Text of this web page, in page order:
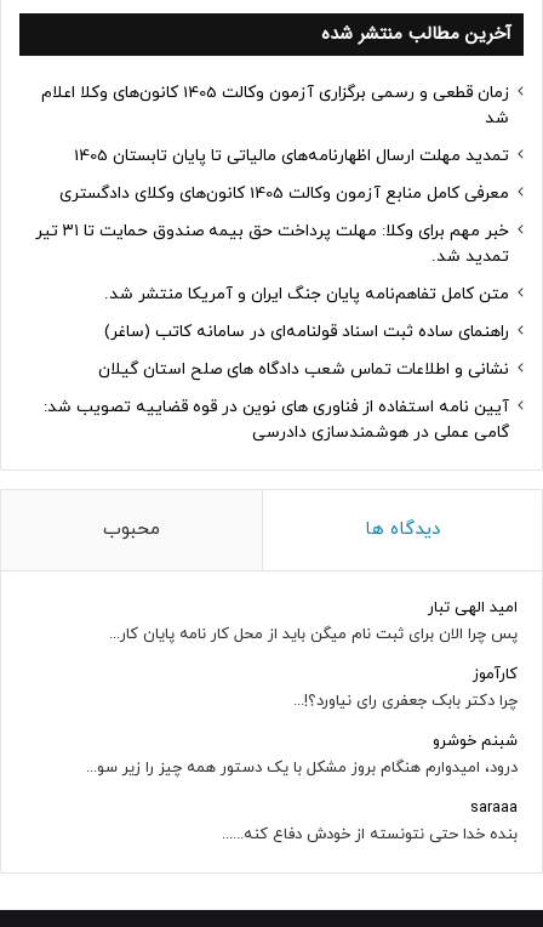
آخرین مطالب منتشر شده
زمان قطعی و رسمی برگزاری آزمون وکالت 1405 کانون‌های وکلا اعلام
شد
تمدید مهلت ارسال اظهارنامه‌های مالیاتی تا پایان تابستان 1405
معرفی کامل منابع آزمون وکالت 1405 کانون‌های وکلای دادگستری
خبر مهم برای وکلا: مهلت پرداخت حق بیمه صندوق حمایت تا ۳۱ تیر
تمدید شد.
متن کامل تفاهم‌نامه پایان جنگ ایران و آمریکا منتشر شد.
راهنمای ساده ثبت اسناد قولنامه‌ای در سامانه کاتب (ساغر)
نشانی و اطلاعات تماس شعب دادگاه های صلح استان گیلان
آیین نامه استفاده از فناوری های نوین در قوه قضاییه تصویب شد:
گامی عملی در هوشمندسازی دادرسی
دیدگاه ها محبوب
امید الهی تبار
پس چرا الان برای ثبت نام میگن باید از محل کار نامه پایان کار...
کارآموز
چرا دکتر بابک جعفری رای نیاورد؟!...
شبنم خوشرو
درود، امیدوارم هنگام بروز مشکل با یک دستور همه چیز را زیر سو...
saraaa
بنده خدا حتی نتونسته از خودش دفاع کنه......